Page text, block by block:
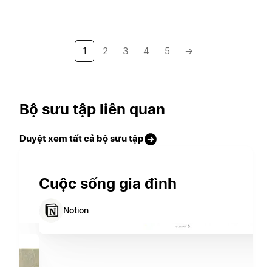
1 2 3 4 5 →
Bộ sưu tập liên quan
Duyệt xem tất cả bộ sưu tập
Cuộc sống gia đình
Notion